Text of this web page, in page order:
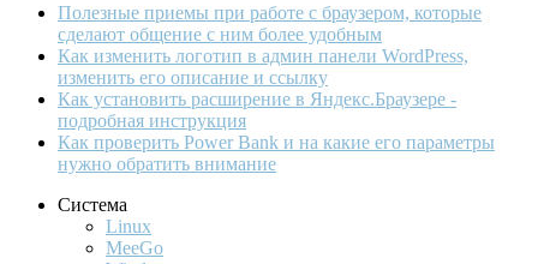
Полезные приемы при работе с браузером, которые
сделают общение с ним более удобным
Как изменить логотип в админ панели WordPress,
изменить его описание и ссылку
Как установить расширение в Яндекс.Браузере -
подробная инструкция
Как проверить Power Bank и на какие его параметры
нужно обратить внимание
Система
Linux
MeeGo